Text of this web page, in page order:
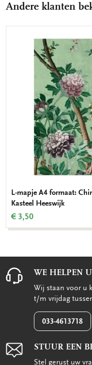
Andere klanten
L-mapje A4 formaat:
Kasteel Heeswijk
€ 3,50
WE HELPEN
Wij staan voor u
t/m vrijdag
033-4613718
STUUR EEN
Stel gerust uw